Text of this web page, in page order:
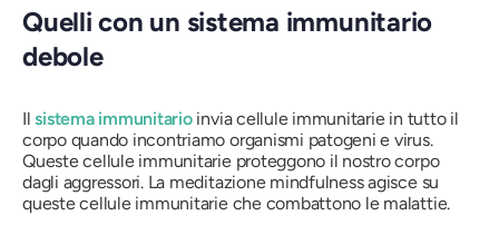
Quelli con un sistema immunitario
debole
Ilsistema immunitarioinvia cellule immunitarie in tutto il
corpo quando incontriamo organismi patogeni e virus.
Queste cellule immunitarie proteggono il nostro corpo
dagli aggressori. La meditazione mindfulness agisce su
queste cellule immunitarie che combattono le malattie.